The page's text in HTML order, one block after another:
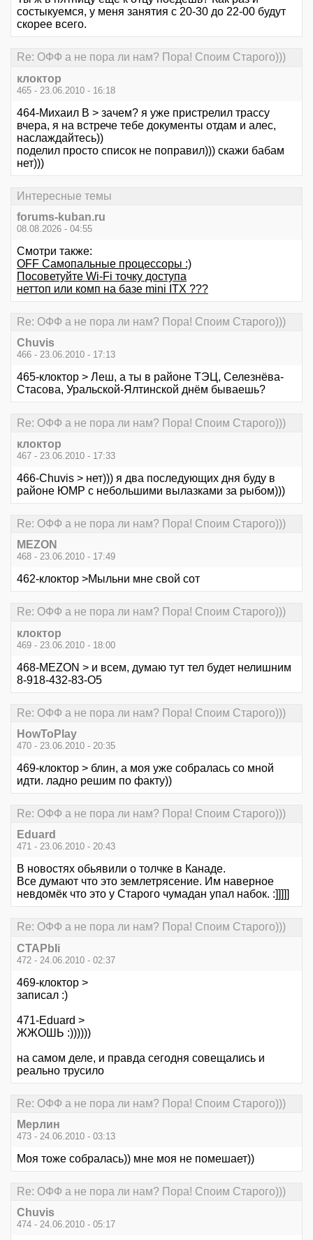
состыкуемся, у меня занятия с 20-30 до 22-00 будут
скорее всего.
Re: ОФФ а не пора ли нам? Пора! Споим Старого)))
клоктор
465 - 23.06.2010 - 16:18
464-Михаил В > зачем? я уже пристрелил трассу
вчера, я на встрече тебе документы отдам и алес,
наслаждайтесь))
поделил просто список не поправил))) скажи бабам
нет)))
Интересные темы
forums-kuban.ru
08.08.2026 - 04:55
Смотри также:
OFF Самопальные процессоры :)
Посоветуйте Wi-Fi точку доступа
неттоп или комп на базе mini ITX ???
Re: ОФФ а не пора ли нам? Пора! Споим Старого)))
Chuvis
466 - 23.06.2010 - 17:13
465-клоктор > Леш, а ты в районе ТЭЦ, Селезнёва-
Стасова, Уральской-Ялтинской днём бываешь?
Re: ОФФ а не пора ли нам? Пора! Споим Старого)))
клоктор
467 - 23.06.2010 - 17:33
466-Chuvis > нет))) я два последующих дня буду в
районе ЮМР с небольшими вылазками за рыбом)))
Re: ОФФ а не пора ли нам? Пора! Споим Старого)))
MEZON
468 - 23.06.2010 - 17:49
462-клоктор >Мыльни мне свой сот
Re: ОФФ а не пора ли нам? Пора! Споим Старого)))
клоктор
469 - 23.06.2010 - 18:00
468-MEZON > и всем, думаю тут тел будет нелишним
8-918-432-83-О5
Re: ОФФ а не пора ли нам? Пора! Споим Старого)))
HowToPlay
470 - 23.06.2010 - 20:35
469-клоктор > блин, а моя уже собралась со мной
идти. ладно решим по факту))
Re: ОФФ а не пора ли нам? Пора! Споим Старого)))
Eduard
471 - 23.06.2010 - 20:43
В новостях обьявили о толчке в Канаде.
Все думают что это землетрясение. Им наверное
невдомёк что это у Старого чумадан упал набок. :]]]]]
Re: ОФФ а не пора ли нам? Пора! Споим Старого)))
CTAPbIi
472 - 24.06.2010 - 02:37
469-клоктор >
записал :)
471-Eduard >
ЖЖОШЬ :))))))
на самом деле, и правда сегодня совещались и
реально трусило
Re: ОФФ а не пора ли нам? Пора! Споим Старого)))
Мерлин
473 - 24.06.2010 - 03:13
Моя тоже собралась)) мне моя не помешает))
Re: ОФФ а не пора ли нам? Пора! Споим Старого)))
Chuvis
474 - 24.06.2010 - 05:17